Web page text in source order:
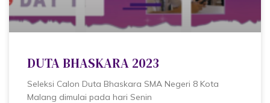
DUTA BHASKARA 2023
Seleksi Calon Duta Bhaskara SMA Negeri 8 Kota
Malang dimulai pada hari Senin